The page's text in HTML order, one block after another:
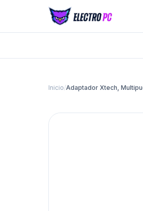
Inicio/Adaptador Xtech,